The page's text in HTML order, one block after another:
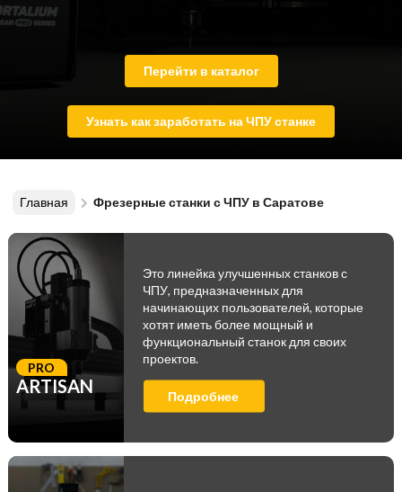
Перейти в каталог
Узнать как заработать на ЧПУ станке
Главная Фрезерные станки с ЧПУ в Саратове
ARTISAN
PRO
Это линейка улучшенных станков с
ЧПУ, предназначенных для
начинающих пользователей, которые
хотят иметь более мощный и
функциональный станок для своих
проектов.
Подробнее